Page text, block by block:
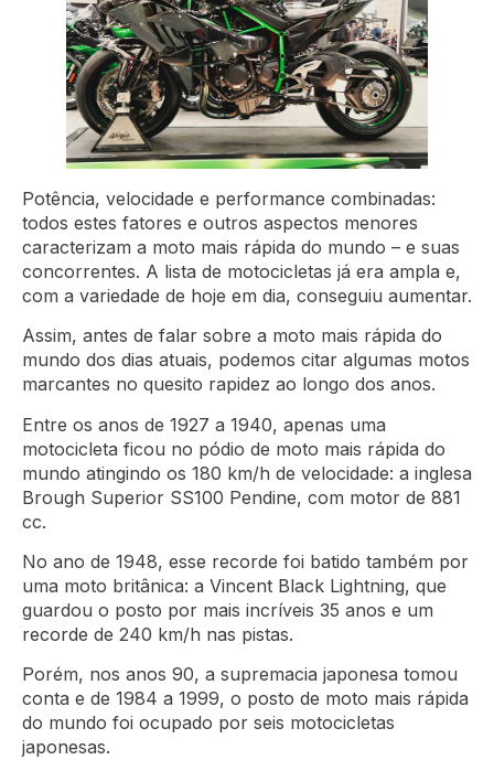
Potência, velocidade e performance combinadas:
todos estes fatores e outros aspectos menores
caracterizam a moto mais rápida do mundo – e suas
concorrentes. A lista de motocicletas já era ampla e,
com a variedade de hoje em dia, conseguiu aumentar.
Assim, antes de falar sobre a moto mais rápida do
mundo dos dias atuais, podemos citar algumas motos
marcantes no quesito rapidez ao longo dos anos.
Entre os anos de 1927 a 1940, apenas uma
motocicleta ficou no pódio de moto mais rápida do
mundo atingindo os 180 km/h de velocidade: a inglesa
Brough Superior SS100 Pendine, com motor de 881
cc.
No ano de 1948, esse recorde foi batido também por
uma moto britânica: a Vincent Black Lightning, que
guardou o posto por mais incríveis 35 anos e um
recorde de 240 km/h nas pistas.
Porém, nos anos 90, a supremacia japonesa tomou
conta e de 1984 a 1999, o posto de moto mais rápida
do mundo foi ocupado por seis motocicletas
japonesas.